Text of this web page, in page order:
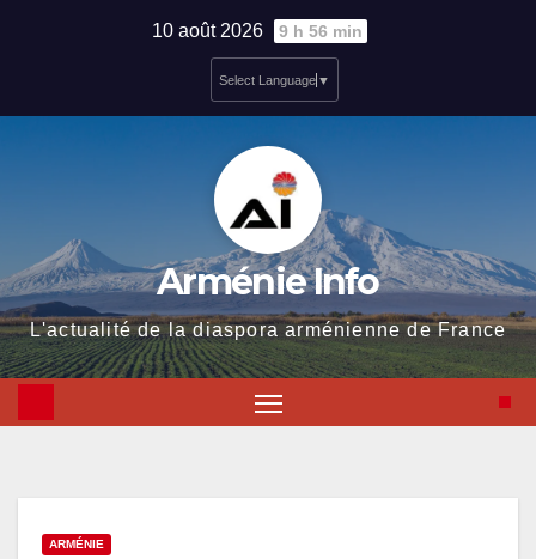
10 août 2026 9 h 56 min
Select Language ▼
Arménie Info
L'actualité de la diaspora arménienne de France
ARMÉNIE